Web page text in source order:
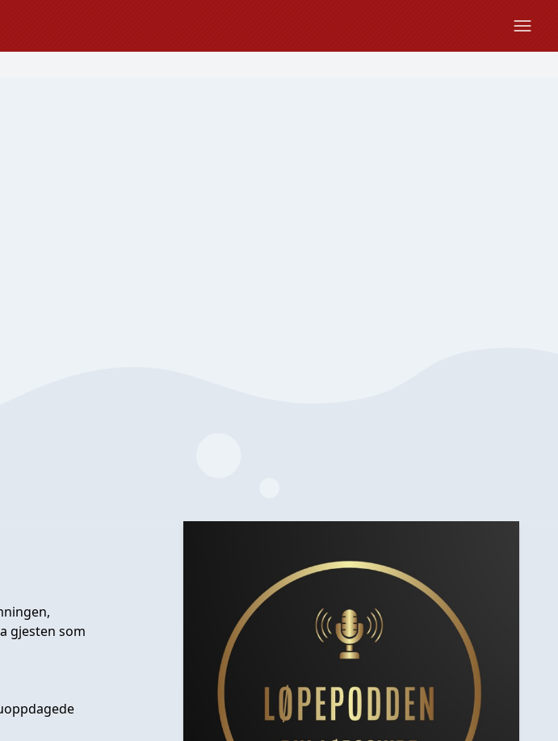
gjesten som